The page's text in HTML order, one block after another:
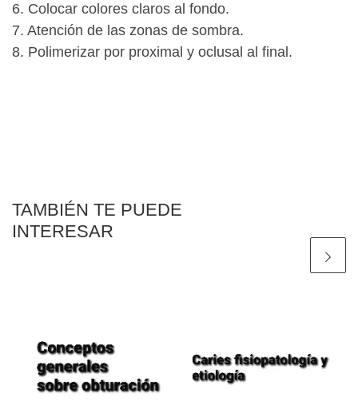
6. Colocar colores claros al fondo.
7. Atención de las zonas de sombra.
8. Polimerizar por proximal y oclusal al final.
TAMBIÉN TE PUEDE
INTERESAR